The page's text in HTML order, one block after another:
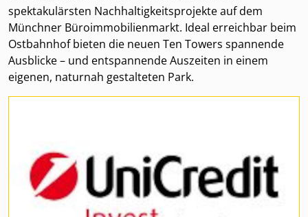
spektakulärsten Nachhaltigkeitsprojekte auf dem
Münchner Büroimmobilienmarkt. Ideal erreichbar beim
Ostbahnhof bieten die neuen Ten Towers spannende
Ausblicke – und entspannende Auszeiten in einem
eigenen, naturnah gestalteten Park.